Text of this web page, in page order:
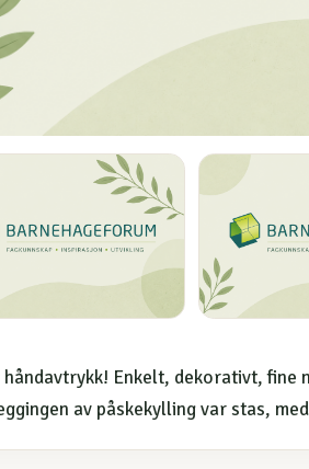
håndavtrykk! Enkelt, dekorativt, fine
av påskekylling var stas,